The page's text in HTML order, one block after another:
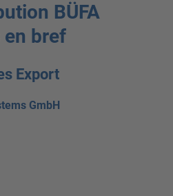
BÜFA
en bref
Export
GmbH